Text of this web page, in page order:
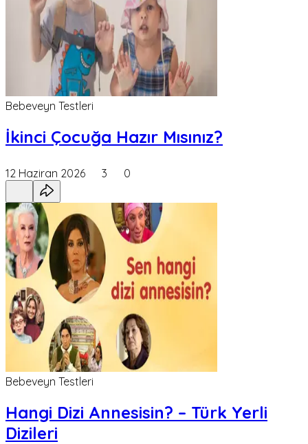
Bebeveyn Testleri
İkinci Çocuğa Hazır Mısınız?
12 Haziran 2026 3 0
Bebeveyn Testleri
Hangi Dizi Annesisin? – Türk Yerli
Dizileri